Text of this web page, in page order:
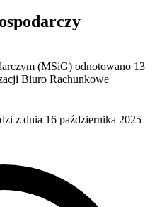
(MSiG) odnotowano 13
Biuro Rachunkowe
z dnia 16 października 2025